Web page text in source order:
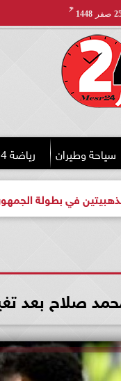
صفر 1448
هـ
سياحة وطيران رياضة 24
للكيك
صلاح بعد